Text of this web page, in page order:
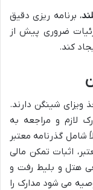
، برنامه ریزی دقیق
ضروری پیش از
کند.
ویزای شینگن دارند.
لازم و مراجعه به
گذرنامه معتبر
اثبات تمکن مالی
هتل و بلیط رفت و
می شود مدارک را